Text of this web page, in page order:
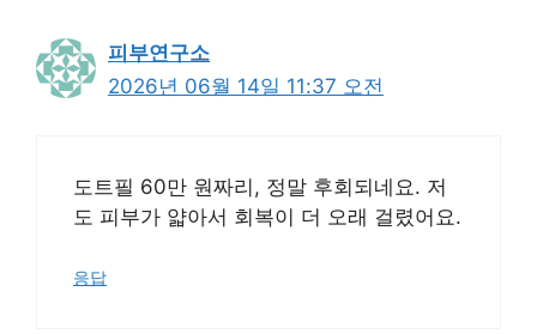
피부연구소
2026년 06월 14일 11:37 오전
도트필 60만 원짜리, 정말 후회되네요. 저
도 피부가 얇아서 회복이 더 오래 걸렸어요.
응답